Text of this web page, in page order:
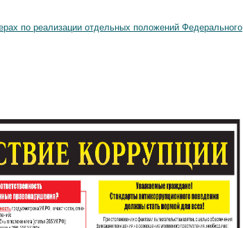
по реализации отдельных положений Федерального